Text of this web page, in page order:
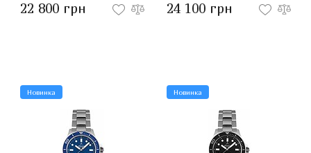
22 800 грн 24 100 грн
Новинка Новинка